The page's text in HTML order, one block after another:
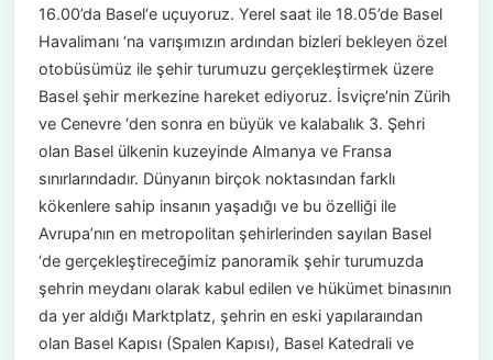
16.00’da Basel‘e uçuyoruz. Yerel saat ile 18.05’de Basel
Havalimanı ‘na varışımızın ardından bizleri bekleyen özel
otobüsümüz ile şehir turumuzu gerçekleştirmek üzere
Basel şehir merkezine hareket ediyoruz. İsviçre’nin Zürih
ve Cenevre ‘den sonra en büyük ve kalabalık 3. Şehri
olan Basel ülkenin kuzeyinde Almanya ve Fransa
sınırlarındadır. Dünyanın birçok noktasından farklı
kökenlere sahip insanın yaşadığı ve bu özelliği ile
Avrupa’nın en metropolitan şehirlerinden sayılan Basel
‘de gerçekleştireceğimiz panoramik şehir turumuzda
şehrin meydanı olarak kabul edilen ve hükümet binasının
da yer aldığı Marktplatz, şehrin en eski yapılaraından
olan Basel Kapısı (Spalen Kapısı), Basel Katedrali ve